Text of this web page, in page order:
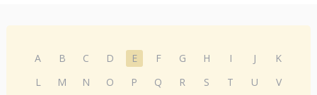
A B C D E F G H I J
K
L
M N O P Q R S T U
V